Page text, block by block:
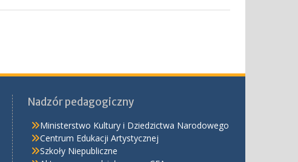
Nadzór pedagogiczny
Ministerstwo Kultury i Dziedzictwa Narodowego
Centrum Edukacji Artystycznej
Szkoły Niepubliczne